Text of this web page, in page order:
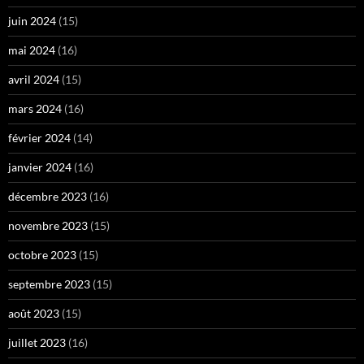
juin 2024 (15)
mai 2024 (16)
avril 2024 (15)
mars 2024 (16)
février 2024 (14)
janvier 2024 (16)
décembre 2023 (16)
novembre 2023 (15)
octobre 2023 (15)
septembre 2023 (15)
août 2023 (15)
juillet 2023 (16)